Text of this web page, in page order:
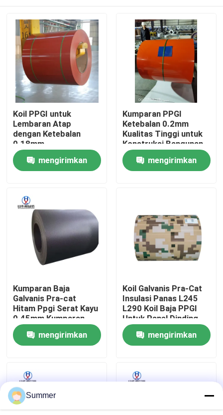
Rumah
Produk
Wisata pabrik
Kontrol kualitas
Hubungi kami
Quote request suatu
Kumparan baja karbon
Plat baja karbon
Gulungan Baja Tahan Karat
Koil PPGI untuk
Lembaran Atap
dengan Ketebalan
0.18mm
mengirimkan
Kumparan PPGI
Ketebalan 0.2mm
Kualitas Tinggi untuk
Konstruksi Bangunan
mengirimkan
Kumparan Baja
Galvanis Pra-cat
Hitam Ppgi Serat Kayu
0.45mm Kumparan
Baja Pra-cat
mengirimkan
Koil Galvanis Pra-Cat
Insulasi Panas L245
L290 Koil Baja PPGI
Untuk Panel Dinding
mengirimkan
Summer